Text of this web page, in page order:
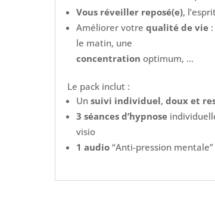
Vous réveiller reposé(e),
Améliorer votre qualité de vie
le matin, une
concentration optimum, …
Le pack inclut :
Un suivi individuel, doux et
3 séances d’hypnose
visio
1 audio “Anti-pression